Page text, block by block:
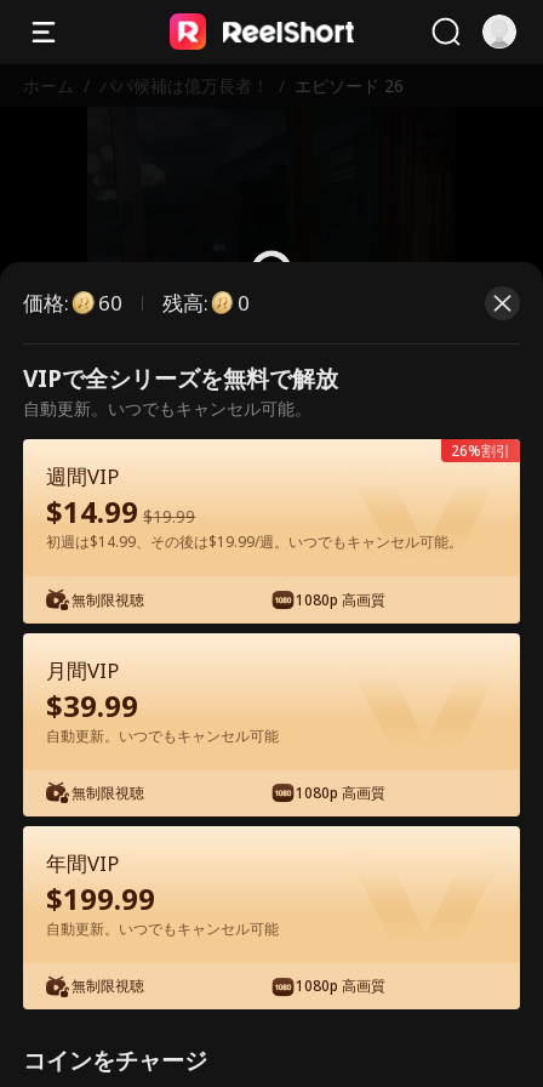
ホーム / パパ候補は億万長者！ / エピソード 26
こちらは有料のエピソードです。視
聴いただくには解放が必要です。
アプリ内で無料視聴可能
エピソード26 - パパ候補は億万長者！ 映
画フル
1-50 51-69
26 29
価格: 60 残高: 0
VIPで全シリーズを無料で解放
自動更新。いつでもキャンセル可能。
週間VIP
$14.99 $19.99
初週は$14.99、その後は$19.99/週。いつでもキャンセル可能。
無制限視聴 1080p 高画質
26%割引
月間VIP
$39.99
自動更新。いつでもキャンセル可能
無制限視聴 1080p 高画質
年間VIP
$199.99
自動更新。いつでもキャンセル可能
無制限視聴 1080p 高画質
コインをチャージ